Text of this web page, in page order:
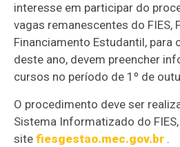
interesse em participar do
vagas remanescentes do FIES,
Financiamento Estudantil, para
deste ano, devem preencher
cursos no período de 1º de
O procedimento deve ser
Sistema Informatizado do
sitefiesgestao.mec.gov.br .